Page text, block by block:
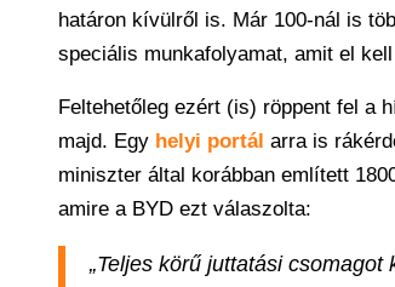
határon kívülről is. Már 100-nál is
speciális munkafolyamat, amit el
Feltehetőleg ezért (is) röppent fel a
majd. Egy helyi portál arra is
miniszter által korábban említett
amire a BYD ezt válaszolta:
„Teljes körű juttatási